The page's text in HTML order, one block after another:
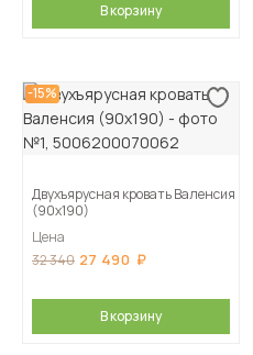
В корзину
-15%
Двухъярусная кровать Валенсия
(90х190)
Цена
32 340 27 490
В корзину